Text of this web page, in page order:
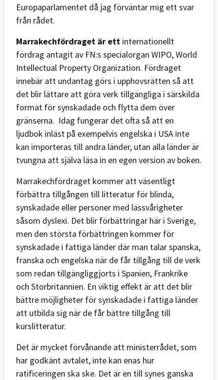
Europaparlamentet då jag förväntar mig ett svar
från rådet.
Marrakechfördraget är ett internationellt
fördrag antagit av FN:s specialorgan WIPO, World
Intellectual Property Organization. Fördraget
innebär att undantag görs i upphovsrätten så att
det blir lättare att göra verk tillgängliga i särskilda
format för synskadade och flytta dem över
gränserna. Idag fungerar det ofta så att en
ljudbok inläst på exempelvis engelska i USA inte
kan importeras till andra länder, utan alla länder är
tvungna att själva läsa in en egen version av boken.
Marrakechfördraget kommer att väsentligt
förbättra tillgången till litteratur för blinda,
synskadade eller personer med lässvårigheter
såsom dyslexi. Det blir förbättringar här i Sverige,
men den största förbättringen kommer för
synskadade i fattiga länder där man talar spanska,
franska och engelska när de får tillgång till de verk
som redan tillgängliggjorts i Spanien, Frankrike
och Storbritannien. En viktig effekt är att det blir
bättre möjligheter för synskadade i fattiga länder
att utbilda sig när de får bättre tillgång till
kurslitteratur.
Det är mycket förvånande att ministerrådet, som
har godkänt avtalet, inte kan enas hur
ratificeringen ska ske. Det är en till synes ganska